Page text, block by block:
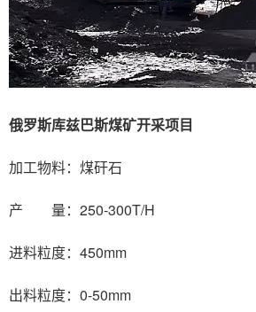
俄罗斯库兹巴斯煤矿开采项目
加工物料：煤矸石
产 量：250-300T/H
进料粒度：450mm
出料粒度：0-50mm